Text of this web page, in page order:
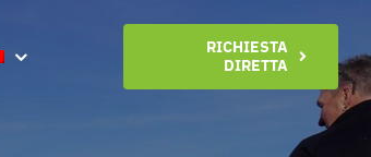
RICHIESTA
DIRETTA